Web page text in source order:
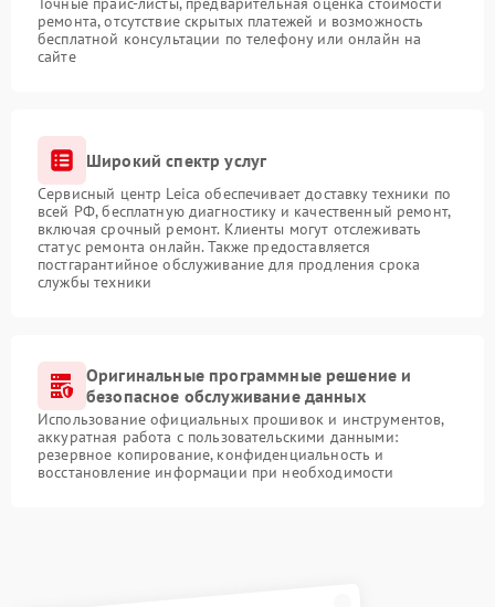
ремонта, отсутствие скрытых платежей и возможность
бесплатной консультации по телефону или онлайн на
сайте
Широкий спектр услуг
Сервисный центр Leica обеспечивает доставку техники по
всей РФ, бесплатную диагностику и качественный ремонт,
включая срочный ремонт. Клиенты могут отслеживать
статус ремонта онлайн. Также предоставляется
постгарантийное обслуживание для продления срока
службы техники
Оригинальные программные решение и
безопасное обслуживание данных
Использование официальных прошивок и инструментов,
аккуратная работа с пользовательскими данными:
резервное копирование, конфиденциальность и
восстановление информации при необходимости